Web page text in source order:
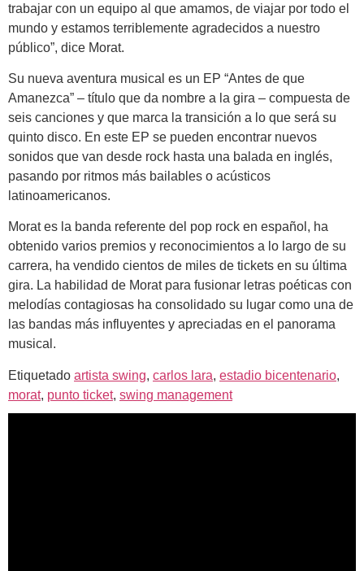
trabajar con un equipo al que amamos, de viajar por todo el
mundo y estamos terriblemente agradecidos a nuestro
público”, dice Morat.
Su nueva aventura musical es un EP “Antes de que
Amanezca” – título que da nombre a la gira – compuesta de
seis canciones y que marca la transición a lo que será su
quinto disco. En este EP se pueden encontrar nuevos
sonidos que van desde rock hasta una balada en inglés,
pasando por ritmos más bailables o acústicos
latinoamericanos.
Morates la banda referente del pop rock en español, ha
obtenido varios premios y reconocimientos a lo largo de su
carrera, ha vendido cientos de miles de tickets en su última
gira. La habilidad de Morat para fusionar letras poéticas con
melodías contagiosas ha consolidado su lugar como una de
las bandas más influyentes y apreciadas en el panorama
musical.
Etiquetado artista swing, carlos lara, estadio bicentenario,
morat, punto ticket, swing management